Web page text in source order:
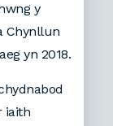
y
Chynllun
yn 2018.
iaith